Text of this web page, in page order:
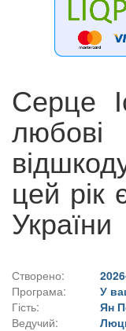
Серце
цей рік
України
Створено:
Програма:
У
Гість:
Ян
Ведучий: